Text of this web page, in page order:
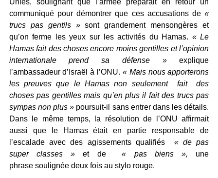
Unies, soulignant que l’armée préparait en retour un
communiqué pour démontrer que ces accusations de«
trucs pas gentils »sont grandement mensongères et
qu’on ferme les yeux sur les activités du Hamas. « Le
Hamas fait des choses encore moins gentilles et l’opinion
internationale prend sa défense »explique
l’ambassadeur d’Israël à l’ONU. « Mais nous apporterons
les preuves que le Hamas non seulement fait des
choses pas gentilles mais qu’en plus il fait des trucs pas
sympas non plus » poursuit-il sans entrer dans les détails.
Dans le même temps, la résolution de l’ONU affirmait
aussi que le Hamas était en partie responsable de
l’escalade avec des agissements qualifiés
« de pas
super classes » et de « pas biens», une
phrase soulignée deux fois au stylo rouge.